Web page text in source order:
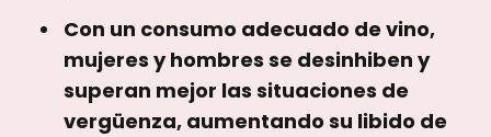
Con un consumo adecuado de vino,
mujeres y hombres se desinhiben y
superan mejor las situaciones de
vergüenza, aumentando su libido de